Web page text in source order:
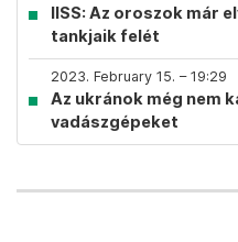
IISS: Az oroszok már
tankjaik felét
2023. February 15. – 19:29
Az ukránok még nem
vadászgépeket